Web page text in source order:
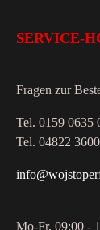
SERVICE-
Fragen zur
Tel. 0159 0635
Tel. 04822
Mo-Fr, 09:00 -